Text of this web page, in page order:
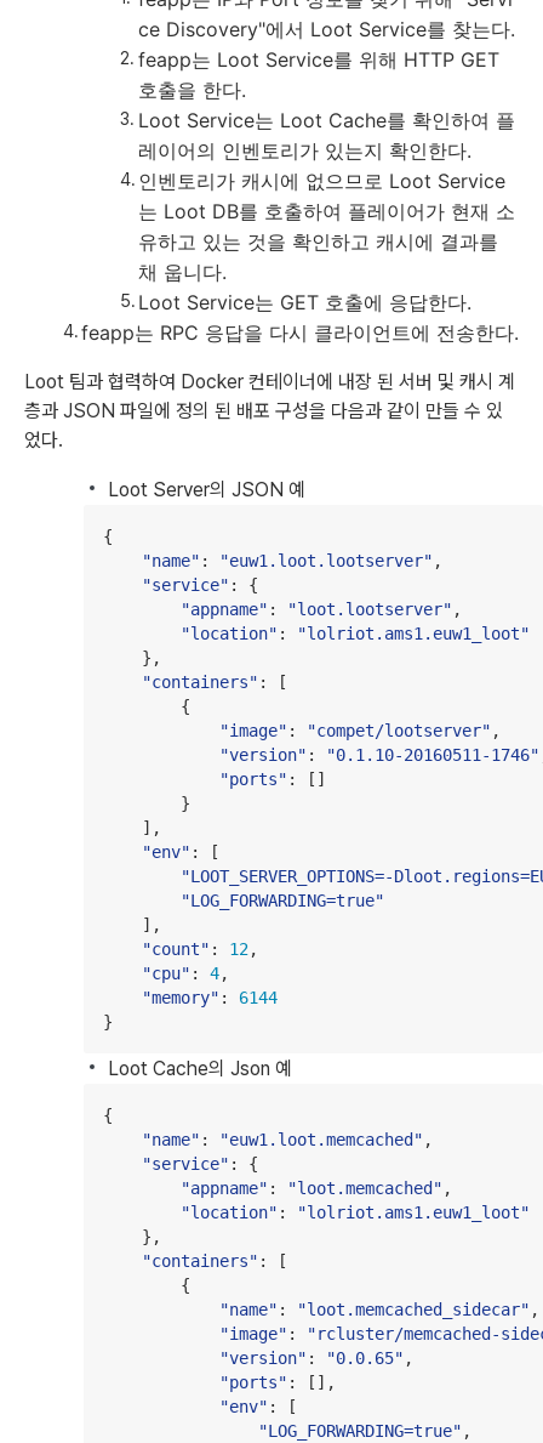
ce Discovery"에서 Loot Service를 찾는다.
feapp는 Loot Service를 위해 HTTP GET
호출을 한다.
Loot Service는 Loot Cache를 확인하여 플
레이어의 인벤토리가 있는지 확인한다.
인벤토리가 캐시에 없으므로 Loot Service
는 Loot DB를 호출하여 플레이어가 현재 소
유하고 있는 것을 확인하고 캐시에 결과를
채 웁니다.
Loot Service는 GET 호출에 응답한다.
feapp는 RPC 응답을 다시 클라이언트에 전송한다.
Loot 팀과 협력하여 Docker 컨테이너에 내장 된 서버 및 캐시 계
층과 JSON 파일에 정의 된 배포 구성을 다음과 같이 만들 수 있
었다.
Loot Server의 JSON 예
{
"name" : "euw1.loot.lootserver" ,
"service" : {
"appname" : "loot.lootserver" ,
"location" : "lolriot.ams1.euw1_loot"
    },
"containers" : [
        {
"image" : "compet/lootserver" ,
"version" : "0.1.10-20160511-1746"
"ports" : []
        }
    ],
"env" : [
"LOOT_SERVER_OPTIONS=-
"LOG_FORWARDING=true"
    ],
"count" : 12,
"cpu" : 4,
"memory" : 6144
}
Loot Cache의 Json 예
{
"name" : "euw1.loot.memcached " ,
"service" : {
"appname" : "loot.memcached " ,
"location" : "lolriot.ams1.euw1_loot"
    },
"containers" : [
        {
"name" : "loot.memcached_sidecar" ,
"image" : "rcluster/memcached-
"version" : "0.0.65" ,
"ports" : [],
"env" : [
"LOG_FORWARDING=true" ,